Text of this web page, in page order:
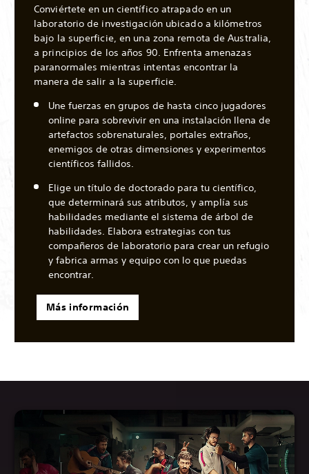
Conviértete en un científico atrapado en un
laboratorio de investigación ubicado a kilómetros
bajo la superficie, en una zona remota de Australia,
a principios de los años 90. Enfrenta amenazas
paranormales mientras intentas encontrar la
manera de salir a la superficie.
Une fuerzas en grupos de hasta cinco jugadores
online para sobrevivir en una instalación llena de
artefactos sobrenaturales, portales extraños,
enemigos de otras dimensiones y experimentos
científicos fallidos.
Elige un título de doctorado para tu científico,
que determinará sus atributos, y amplía sus
habilidades mediante el sistema de árbol de
habilidades. Elabora estrategias con tus
compañeros de laboratorio para crear un refugio
y fabrica armas y equipo con lo que puedas
encontrar.
Más información